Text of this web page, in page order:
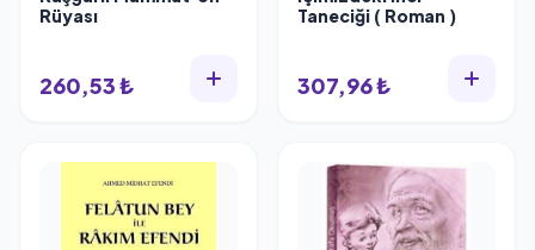
Rüyası
260,53 ₺
Taneciği ( Roman )
307,96 ₺